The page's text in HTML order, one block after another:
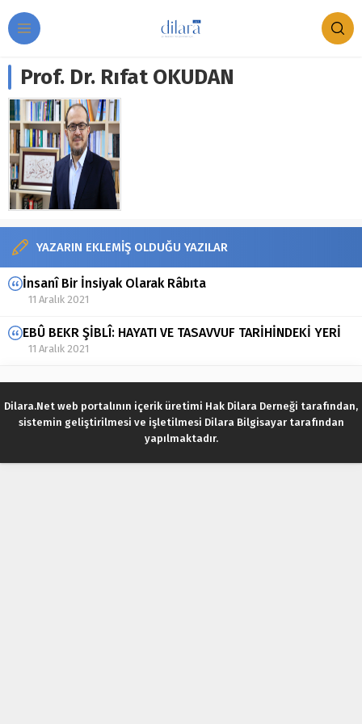
Prof. Dr. Rıfat OKUDAN
YAZARIN EKLEMİŞ OLDUĞU YAZILAR
İnsanî Bir İnsiyak Olarak Râbıta
11 Aralık 2021
EBÛ BEKR ŞİBLÎ: HAYATI VE TASAVVUF TARİHİNDEKİ YERİ
11 Aralık 2021
Dilara.Net web portalının içerik üretimi Hak Dilara Derneği tarafından,
sistemin geliştirilmesi ve işletilmesi Dilara Bilgisayar tarafından
yapılmaktadır.